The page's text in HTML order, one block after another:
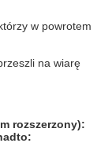
w powrotem
na wiarę
rozszerzony):